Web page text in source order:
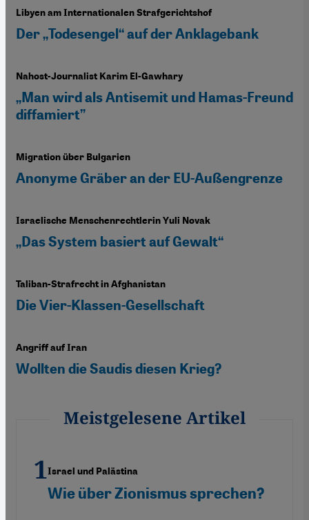
Libyen am Internationalen Strafgerichtshof
Der „Todesengel“ auf der Anklagebank
Nahost-Journalist Karim El-Gawhary
„Man wird als Antisemit und Hamas-Freund
diffamiert”
Migration über Bulgarien
Anonyme Gräber an der EU-Außengrenze
Israelische Menschenrechtlerin Yuli Novak
„Das System basiert auf Gewalt“
Taliban-Strafrecht in Afghanistan
Die Vier-Klassen-Gesellschaft
Angriff auf Iran
Wollten die Saudis diesen Krieg?
Meistgelesene Artikel
Israel und Palästina
Wie über Zionismus sprechen?